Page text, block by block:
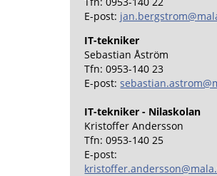
E-post:
IT-tekniker
Sebastian Åström
Tfn: 0953-140 23
E-post:
IT-tekniker - Nilaskolan
Kristoffer Andersson
Tfn: 0953-140 25
E-post: